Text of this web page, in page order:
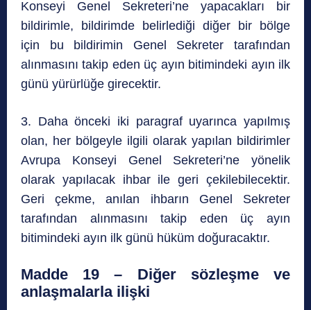
Konseyi Genel Sekreteri’ne yapacakları bir
bildirimle, bildirimde belirlediği diğer bir bölge
için bu bildirimin Genel Sekreter tarafından
alınmasını takip eden üç ayın bitimindeki ayın ilk
günü yürürlüğe girecektir.
3. Daha önceki iki paragraf uyarınca yapılmış
olan, her bölgeyle ilgili olarak yapılan bildirimler
Avrupa Konseyi Genel Sekreteri’ne yönelik
olarak yapılacak ihbar ile geri çekilebilecektir.
Geri çekme, anılan ihbarın Genel Sekreter
tarafından alınmasını takip eden üç ayın
bitimindeki ayın ilk günü hüküm doğuracaktır.
Madde 19 – Diğer sözleşme ve
anlaşmalarla ilişki